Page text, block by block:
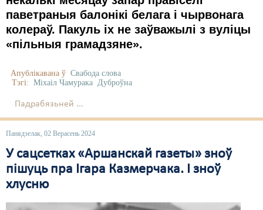
паветраныя балонікі белага і чырвонага
колераў. Пакуль іх не заўважылі з вуліцы
«пільныя грамадзяне».
Апублікавана ў Свабода слова
Тэгі: Міхаіл Чамурака Дуброўна
Падрабязьней ...
Панядзелак, 02 Верасень 2024
У сацсетках «Аршанскай газеты» зноў
пішуць пра Ігара Казмерчака. І зноў
хлусню